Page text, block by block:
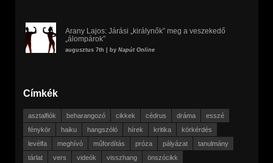
Arany Lajos: Járási „királynők” meg a veszekedő
„álompárok”
augusztus 7th | by Napút Online
Címkék
asztalfiók beharangozó cikkek cédrus dráma
esszé
fénykör
haiku hangszóló hírek kritika
körkérdés
levélfa
meghívó műfordítás próza pályázat
tanulmány
tárlat
vers videók visszhang önszócikk